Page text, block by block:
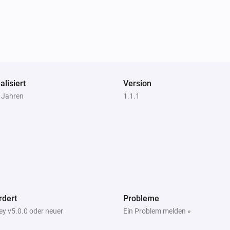
Version
1.1.1
v5.0.0 oder neuer
Probleme
Ein Problem melden »